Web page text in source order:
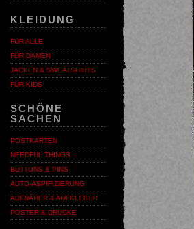
KLEIDUNG
FÜR ALLE
FÜR DAMEN
JACKEN & SWEATSHIRTS
FÜR KIDS
SCHÖNE
SACHEN
POSTKARTEN
NEEDFUL THINGS
BUTTONS & PINS
AUTO-ASPIFIZIERUNG
AUFNÄHER & AUFKLEBER
POSTER & DRUCKE